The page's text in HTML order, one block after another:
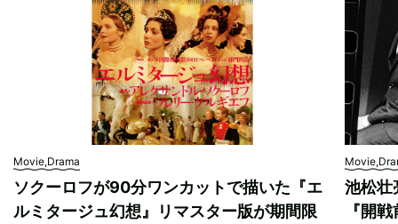
Movie,Drama
ソクーロフが90分ワンカットで描いた『エ
ルミタージュ幻想』リマスター版が期間限
池松壮
『開